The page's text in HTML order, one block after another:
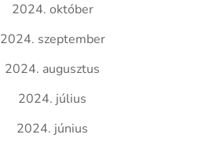
2024. október
2024. szeptember
2024. augusztus
2024. július
2024. június